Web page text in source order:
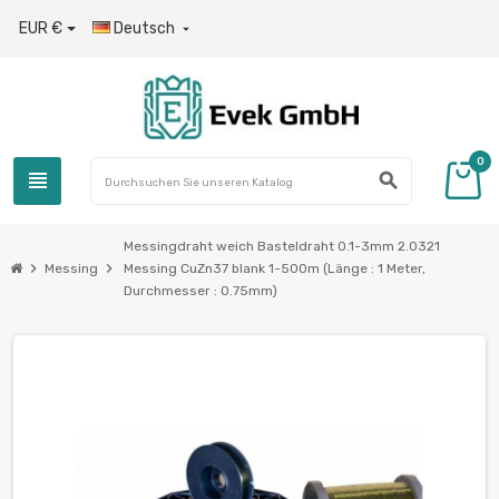
EUR € Deutsch 
view_headline search
0
chevron_right Messing chevron_right
Messingdraht weich Basteldraht 0.1-3mm 2.0321
Messing CuZn37 blank 1-500m (Länge : 1 Meter,
Durchmesser : 0.75mm)